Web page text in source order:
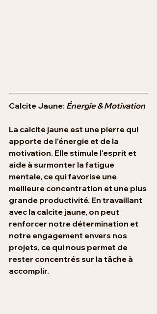
Calcite Jaune: Énergie & Motivation
La calcite jaune est une pierre qui
apporte de l'énergie et de la
motivation. Elle stimule l'esprit et
aide à surmonter la fatigue
mentale, ce qui favorise une
meilleure concentration et une plus
grande productivité. En travaillant
avec la calcite jaune, on peut
renforcer notre détermination et
notre engagement envers nos
projets, ce qui nous permet de
rester concentrés sur la tâche à
accomplir.